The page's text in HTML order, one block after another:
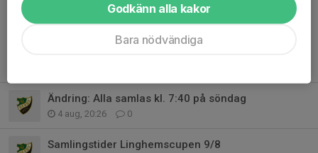
Ändring: Alla samlas kl. 7:40 på söndag
4 aug, 20:26 0
Samlingstider Linghemscupen 9/8
Godkänn alla kakor
Bara nödvändiga